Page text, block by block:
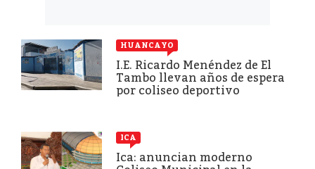
HUANCAYO
I.E. Ricardo Menéndez de El
Tambo llevan años de espera
por coliseo deportivo
ICA
Ica: anuncian moderno